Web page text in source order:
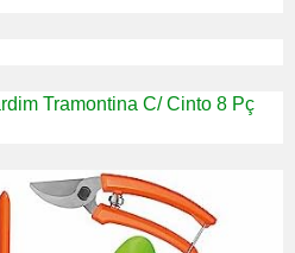
Tramontina C/ Cinto 8 Pç